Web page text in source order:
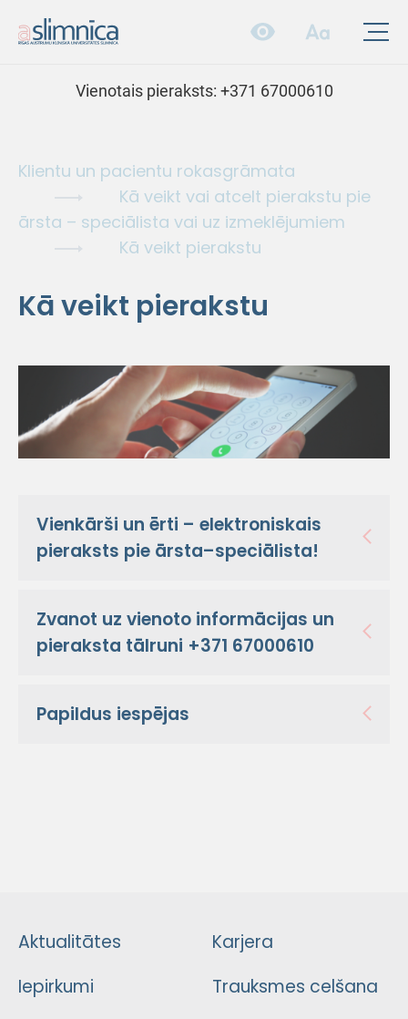
Vienotais pieraksts: +371 67000610
Klientu un pacientu rokasgrāmata
Kā veikt vai atcelt pierakstu pie
ārsta – speciālista vai uz izmeklējumiem
Kā veikt pierakstu
Kā veikt pierakstu
Vienkārši un ērti – elektroniskais
pieraksts pie ārsta–speciālista!
Zvanot uz vienoto informācijas un
pieraksta tālruni +371 67000610
Papildus iespējas
Aktualitātes
Iepirkumi
Karjera
Trauksmes celšana